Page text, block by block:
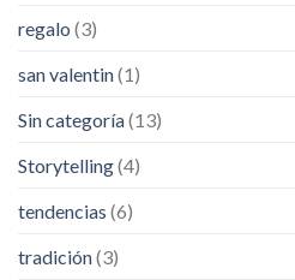
regalo (3)
san valentin(1)
Sin categoría(13)
Storytelling(4)
tendencias (6)
tradición(3)